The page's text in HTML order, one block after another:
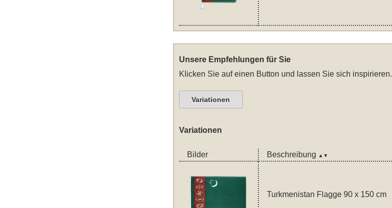
Unsere Empfehlungen für Sie
Klicken Sie auf einen Button und lassen Sie sich inspirieren.
Variationen
Variationen
Bilder Beschreibung ▲▼
Turkmenistan Flagge 90 x 150 cm